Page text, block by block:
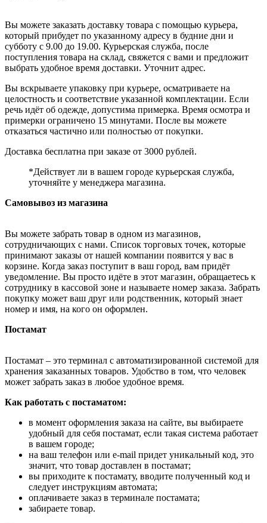
Вы можете заказать доставку товара с помощью курьера,
который прибудет по указанному адресу в будние дни и
субботу с 9.00 до 19.00. Курьерская служба, после
поступления товара на склад, свяжется с вами и предложит
выбрать удобное время доставки. Уточнит адрес.
Вы вскрываете упаковку при курьере, осматриваете на
целостность и соответствие указанной комплектации. Если
речь идёт об одежде, допустима примерка. Время осмотра и
примерки ограничено 15 минутами. После вы можете
отказаться частично или полностью от покупки.
Доставка бесплатна при заказе от 3000 рублей.
*Действует ли в вашем городе курьерская служба,
уточняйте у менеджера магазина.
Самовывоз из магазина
Вы можете забрать товар в одном из магазинов,
сотрудничающих с нами. Список торговых точек, которые
принимают заказы от нашей компании появится у вас в
корзине. Когда заказ поступит в ваш город, вам придёт
уведомление. Вы просто идёте в этот магазин, обращаетесь к
сотруднику в кассовой зоне и называете номер заказа. Забрать
покупку может ваш друг или родственник, который знает
номер и имя, на кого он оформлен.
Постамат
Постамат – это терминал с автоматизированной системой для
хранения заказанных товаров. Удобство в том, что человек
может забрать заказ в любое удобное время.
Как работать с постаматом:
в момент оформления заказа на сайте, вы выбираете
удобный для себя постамат, если такая система работает
в вашем городе;
на ваш телефон или e-mail придет уникальный код, это
значит, что товар доставлен в постамат;
вы приходите к постамату, вводите полученный код и
следует инструкциям автомата;
оплачиваете заказ в терминале постамата;
забираете товар.